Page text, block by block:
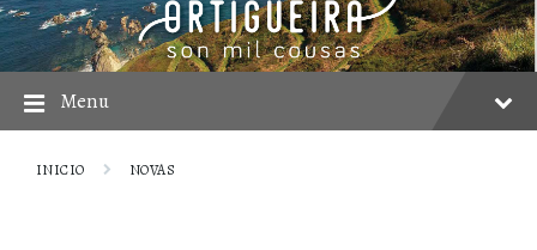
Skip
to
content
Skip
to
main
navigation
Skip
to
footer
Menu
INICIO NOVAS